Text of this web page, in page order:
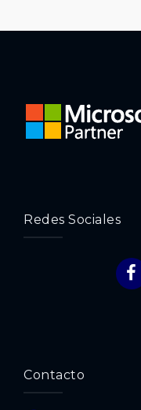
Redes Sociales
Contacto